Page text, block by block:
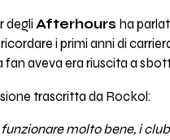
degli Afterhours ha
i primi anni di
aveva era riuscita a
trascritta da Rockol:
molto bene, i